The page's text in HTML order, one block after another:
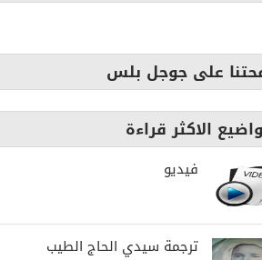
على جوجل بلس
الاكثر قراءة
فيديو
ترجمة سيدي الحاج الطيب